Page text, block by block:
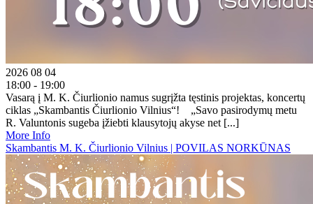
2026 08 04
18:00 - 19:00
Vasarą į M. K. Čiurlionio namus sugrįžta tęstinis projektas, koncertų
ciklas „Skambantis Čiurlionio Vilnius“! „Savo pasirodymų metu
R. Valuntonis sugeba įžiebti klausytojų akyse net [...]
More Info
Skambantis M. K. Čiurlionio Vilnius | POVILAS NORKŪNAS